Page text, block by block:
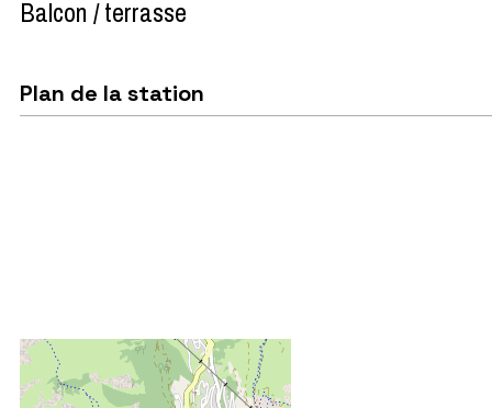
Balcon / terrasse
Plan de la station